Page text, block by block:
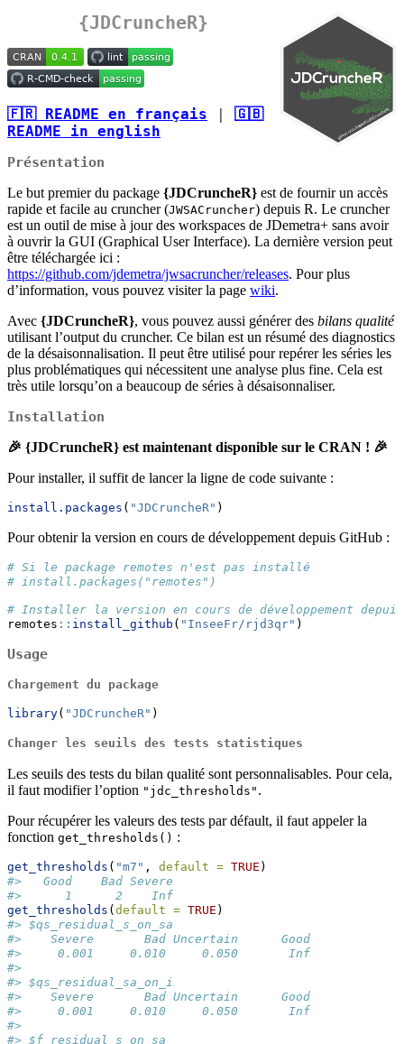
{JDCruncheR}
🇫🇷 README en français
🇬🇧
README in english
Présentation
Le but premier du package {JDCruncheR} est de fournir un accès
rapide et facile au cruncher (JWSACruncher) depuis R. Le cruncher
est un outil de mise à jour des workspaces de JDemetra+ sans avoir
à ouvrir la GUI (Graphical User Interface). La dernière version peut
être téléchargée ici :
https://github.com/jdemetra/jwsacruncher/releases. Pour plus
d’information, vous pouvez visiter la page wiki.
Avec {JDCruncheR}, vous pouvez aussi générer des bilans qualité
utilisant l’output du cruncher. Ce bilan est un résumé des diagnostics
de la désaisonnalisation. Il peut être utilisé pour repérer les séries les
plus problématiques qui nécessitent une analyse plus fine. Cela est
très utile lorsqu’on a beaucoup de séries à désaisonnaliser.
Installation
🎉 {JDCruncheR} est maintenant disponible sur le CRAN ! 🎉
Pour installer, il suffit de lancer la ligne de code suivante :
install.packages ( "JDCruncheR" )
Pour obtenir la version en cours de développement depuis GitHub :
# Si le package remotes n'est pas installé
# install.packages("remotes")
# Installer la version en cours de développement depuis
remotes :: install_github ( "InseeFr/rjd3qr" )
Usage
Chargement du package
library( "JDCruncheR" )
Changer les seuils des tests statistiques
Les seuils des tests du bilan qualité sont personnalisables. Pour cela,
il faut modifier l’option "jdc_thresholds" .
Pour récupérer les valeurs des tests par défault, il faut appeler la
fonction get_thresholds() :
get_thresholds ( "m7" , default = TRUE )
#>   Good    Bad Severe
#>      1      2    Inf
get_thresholds (default = TRUE )
#> $qs_residual_s_on_sa
#>    Severe       Bad Uncertain      Good
#>     0.001     0.010     0.050       Inf
#>
#> $qs_residual_sa_on_i
#>    Severe       Bad Uncertain      Good
#>     0.001     0.010     0.050       Inf
#>
#> $f_residual_s_on_sa